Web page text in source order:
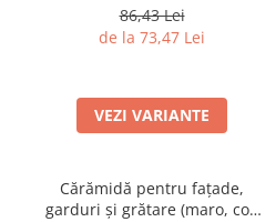
86,43 Lei
de la 73,47 Lei
VEZI VARIANTE
Cărămidă pentru fațade,
garduri și grătare (maro, colț